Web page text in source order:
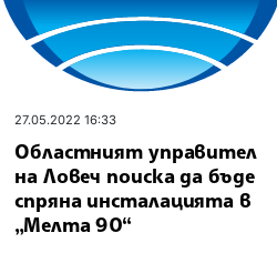
27.05.2022 16:33
Областният управител
на Ловеч поиска да бъде
спряна инсталацията в
„Мелта 90“